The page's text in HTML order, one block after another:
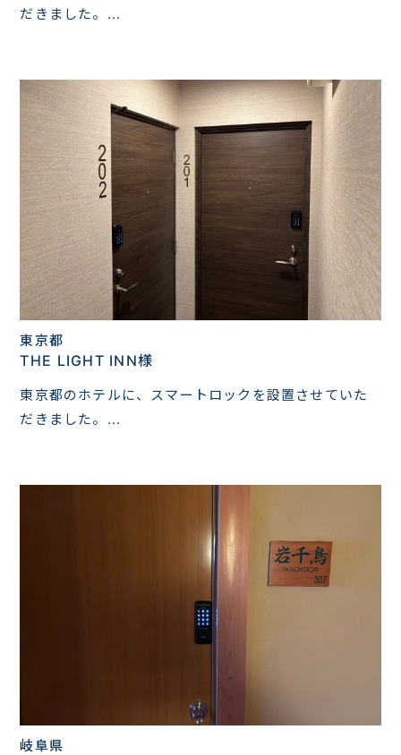
だきました。...
東京都
THE LIGHT INN様
東京都のホテルに、スマートロックを設置させていた
だきました。...
岐阜県